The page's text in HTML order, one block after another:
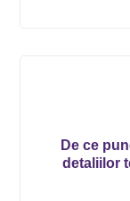
De ce
detaliilor